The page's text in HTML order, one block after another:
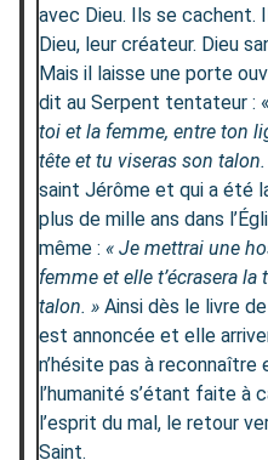
avec Dieu. Ils se cachent.
Dieu, leur créateur. Dieu
Mais il laisse une porte
dit au Serpent tentateur : «
toi et la femme, entre ton
tête et tu viseras son talon.
saint Jérôme et qui a été
plus de mille ans dans
même : « Je mettrai une
femme et elle t’écrasera
talon. » Ainsi dès le livre
est annoncée et elle
n’hésite pas à
l’humanité s’étant faite à
l’esprit du mal, le retour
Saint.